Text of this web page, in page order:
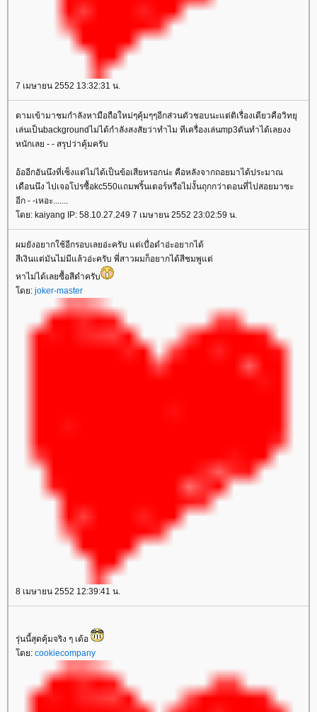
7 เมษายน 2552 13:32:31 น.
ตามเข้ามาชมกำลังหามือถือใหม่ๆคุ้มๆๆอีกส่วนตัวชอบนะแต่ติเรื่องเดียวคือวิทยุ
เล่นเป็นbackgroundไม่ได้กำลังสงสัยว่าทำไม ทีเครื่องเล่นmp3ดันทำได้เลยงง
หนักเลย - - สรุปว่าคุ้มครับ
อ้ออีกอันนึงที่เซ็งแต่ไม่ได้เป็นข้อเสียหรอกน่ะ คือหลังจากถอยมาได้ประมาณ
เดือนนึง ไปเจอโปรซื้อkc550แถมพริ้นเตอร์หรือไม่งั้นถุกกว่าตอนที่ไปสอยมาซะ
อีก - -เหอะ.......
ดย: kaiyang IP: 58.10.27.249 7 เมษายน 2552 23:02:59 น.
ผมยังอยากใช้อีกรอบเลยอ่ะครับ แต่เบื่อดำอ่ะอยากได้
สีเงินแต่มันไม่มีแล้วอ่ะครับ พี่สาวผมก็อยากได้สีชมพูแต่
หาไม่ได้เลยซื้อสีดำครับ
ดย: joker-master
8 เมษายน 2552 12:39:41 น.
รุ่นนี้สุดคุ้มจริง ๆ เด้อ
ดย: cookiecompany